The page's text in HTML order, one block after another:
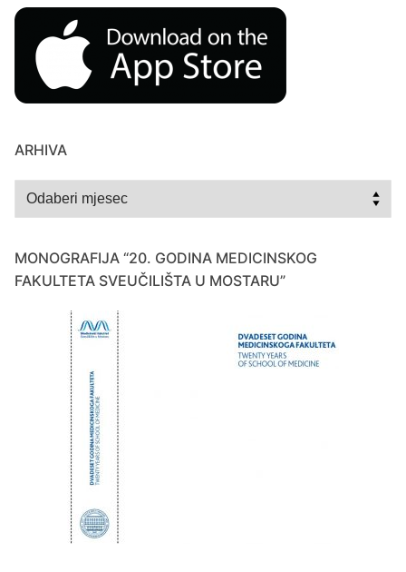
ARHIVA
Arhiva
MONOGRAFIJA “20. GODINA MEDICINSKOG
FAKULTETA SVEUČILIŠTA U MOSTARU”